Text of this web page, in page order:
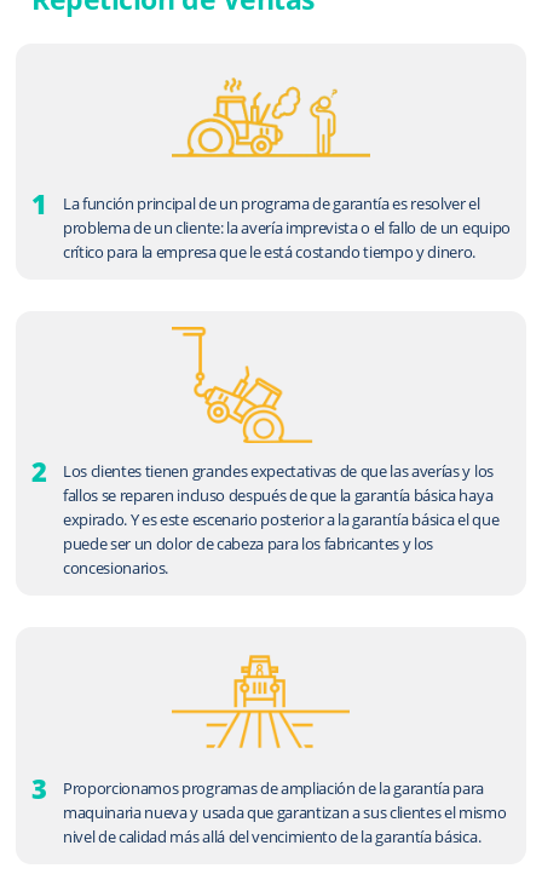
1
La función principal de un programa de garantía es resolver el
problema de un cliente: la avería imprevista o el fallo de un equipo
crítico para la empresa que le está costando tiempo y dinero.
2
Los clientes tienen grandes expectativas de que las averías y los
fallos se reparen incluso después de que la garantía básica haya
expirado. Y es este escenario posterior a la garantía básica el que
puede ser un dolor de cabeza para los fabricantes y los
concesionarios.
3
Proporcionamos programas de ampliación de la garantía para
maquinaria nueva y usada que garantizan a sus clientes el mismo
nivel de calidad más allá del vencimiento de la garantía básica.